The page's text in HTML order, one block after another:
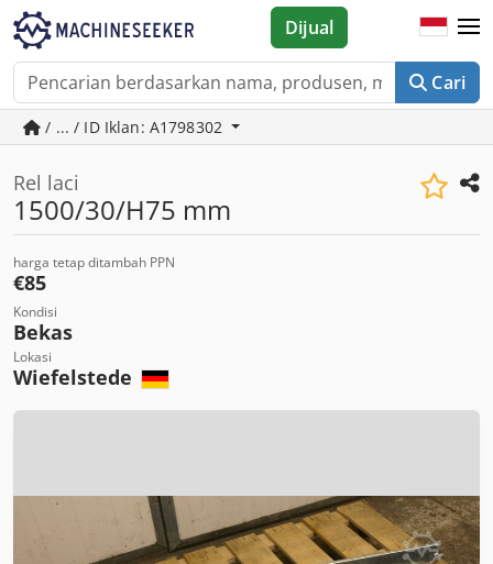
Cari
Dijual
/ ... / ID Iklan: A1798302
Rel laci
1500/30/H75 mm
harga tetap ditambah PPN
€85
Kondisi
Bekas
Lokasi
Wiefelstede